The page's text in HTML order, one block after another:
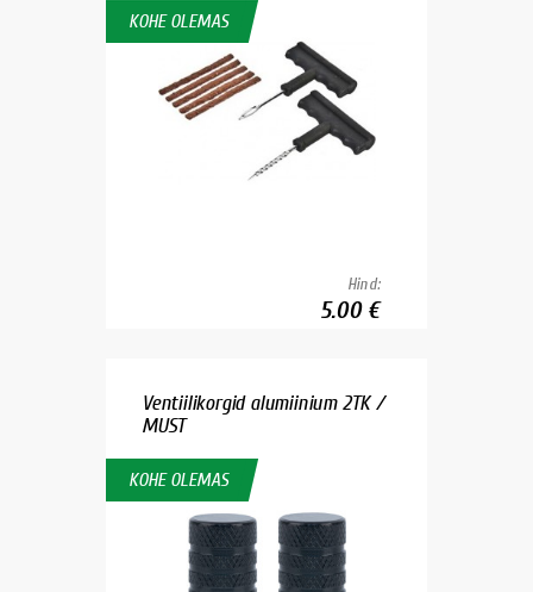
KOHE OLEMAS
Hind:
5.00 €
Ventiilikorgid alumiinium 2TK /
MUST
KOHE OLEMAS